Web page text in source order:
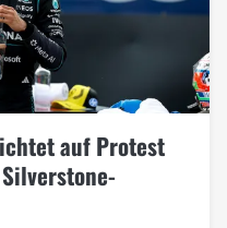
auf Protest